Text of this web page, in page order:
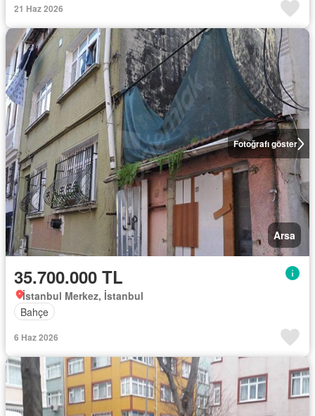
21 Haz 2026
Fotoğrafı göster
Arsa
35.700.000 TL
İstanbul Merkez, İstanbul
Bahçe
6 Haz 2026